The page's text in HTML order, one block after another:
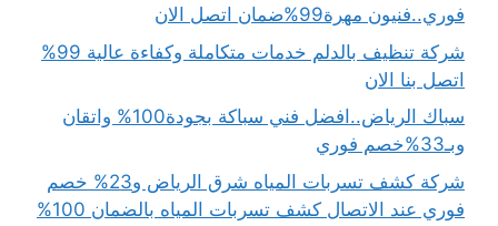
فوري..فنيون مهرة99%ضمان اتصل الان
شركة تنظيف بالدلم خدمات متكاملة وكفاءة عالية 99%
اتصل بنا الان
سباك الرياض..افضل فني سباكة بجودة100% واتقان
وبـ33%خصم فوري
شركة كشف تسربات المياه شرق الرياض و23% خصم
فوري عند الاتصال كشف تسربات المياه بالضمان 100%